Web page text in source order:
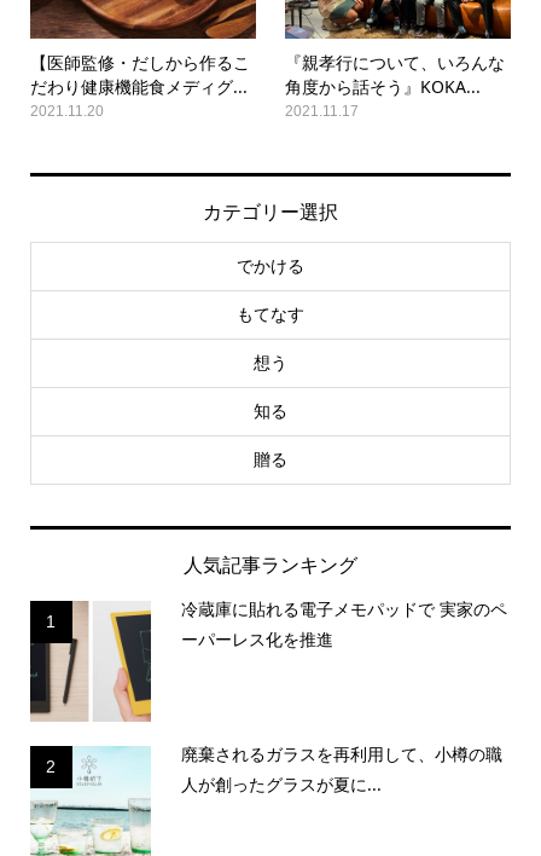
【医師監修・だしから作るこ
だわり健康機能食メディグ...
2021.11.20
『親孝行について、いろんな
角度から話そう』KOKA...
2021.11.17
カテゴリー選択
でかける
もてなす
想う
知る
贈る
人気記事ランキング
1
冷蔵庫に貼れる電子メモパッドで 実家のペ
ーパーレス化を推進
2
廃棄されるガラスを再利用して、小樽の職
人が創ったグラスが夏に...